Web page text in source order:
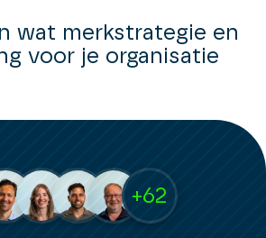
wat merkstrategie en
voor je organisatie
+62